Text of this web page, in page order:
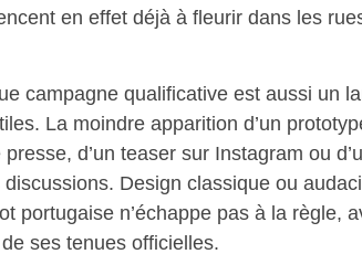
en effet déjà à fleurir dans les
campagne qualificative est aussi un
La moindre apparition d’un
d’un teaser sur Instagram ou
Design classique ou
portugaise n’échappe pas à la règle,
ses tenues officielles.